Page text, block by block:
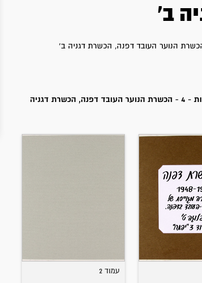
ב'
הנוער העובד דפנה, הכשרת דגניה ב'
חטיבת יפתח - הגדוד השלישי - הכשרות - 4 - הכשרת הנוער העובד דפנה, הכשרת דגניה
עמוד 2